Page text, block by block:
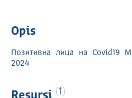
Opis
Позитивна лица на Covid19
2024
1